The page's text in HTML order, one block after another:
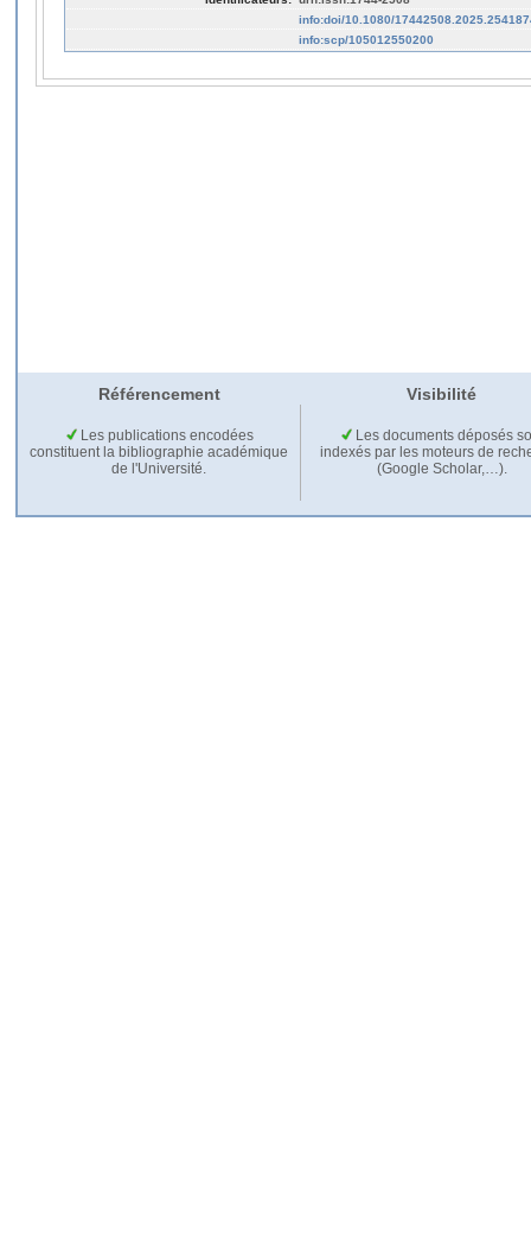
info:doi/10.1080/
info:scp/105012550200
Référencement Visibilité
Les publications encodées
constituent la bibliographie académique
de l'Université.
Les documents déposés
indexés par les moteurs de
(Google Scholar,…).